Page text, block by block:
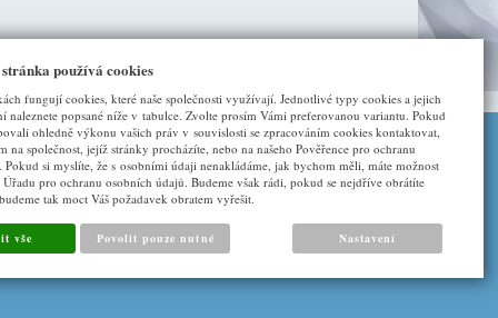
ODKAZY
O nás
používá cookies
fungují cookies, které naše společnosti využívají. Jednotlivé typy cookies a jejich
naleznete popsané níže v tabulce. Zvolte prosím Vámi preferovanou variantu. Pokud
ohledně výkonu vašich práv v souvislosti se zpracováním cookies kontaktovat,
na společnost, jejíž stránky procházíte, nebo na našeho Pověřence pro ochranu
Pokud si myslíte, že s osobními údaji nenakládáme, jak bychom měli, máte možnost
Úřadu pro ochranu osobních údajů. Budeme však rádi, pokud se nejdříve obrátíte
tak moct Váš požadavek obratem vyřešit.
vše Povolit pouze nutné Nastavení